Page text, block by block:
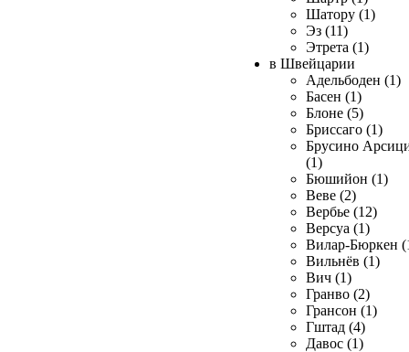
Шатору (1)
Эз (11)
Этрета (1)
в Швейцарии
Адельбоден (1)
Басен (1)
Блоне (5)
Бриссаго (1)
Брусино
(1)
Бюшийон (1)
Веве (2)
Вербье (12)
Версуа (1)
Вилар-Бюркен
Вильнёв (1)
Вич (1)
Гранво (2)
Грансон (1)
Гштад (4)
Давос (1)